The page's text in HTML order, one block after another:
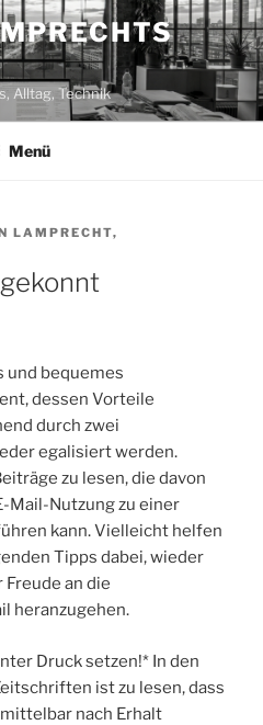
Alltag, Technik
Menü
LAMPRECHT,
und bequemes
dessen Vorteile
durch zwei
egalisiert werden.
zu lesen, die davon
Mail-Nutzung zu einer
kann. Vielleicht helfen
Tipps dabei, wieder
an die
heranzugehen.
Druck setzen!* In den
ist zu lesen, dass
nach Erhalt